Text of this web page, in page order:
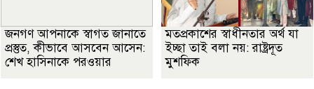
জনগণ আপনাকে স্বাগত জানাতে
প্রস্তুত, কীভাবে আসবেন আসেন:
শেখ হাসিনাকে পরওয়ার
মতপ্রকাশের স্বাধীনতার অর্থ যা
ইচ্ছা তাই বলা নয়: রাষ্ট্রদূত
মুশফিক